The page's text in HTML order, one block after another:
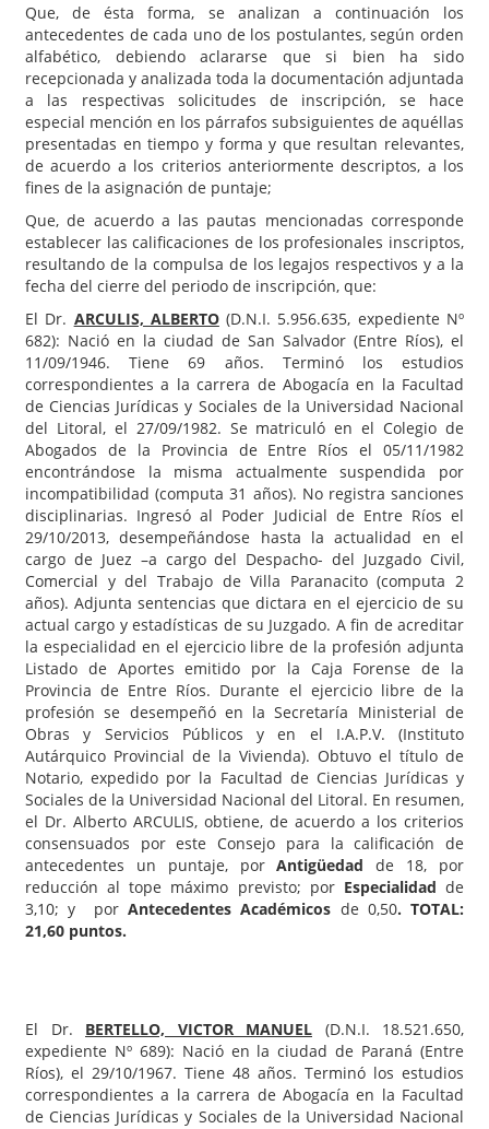
Que, de ésta forma, se analizan a continuación los
antecedentes de cada uno de los postulantes, según orden
alfabético, debiendo aclararse que si bien ha sido
recepcionada y analizada toda la documentación adjuntada
a las respectivas solicitudes de inscripción, se hace
especial mención en los párrafos subsiguientes de aquéllas
presentadas en tiempo y forma y que resultan relevantes,
de acuerdo a los criterios anteriormente descriptos, a los
fines de la asignación de puntaje;
Que, de acuerdo a las pautas mencionadas corresponde
establecer las calificaciones de los profesionales inscriptos,
resultando de la compulsa de los legajos respectivos y a la
fecha del cierre del periodo de inscripción, que:
El Dr. ARCULIS, ALBERTO(D.N.I. 5.956.635, expediente Nº
682): Nació en la ciudad de San Salvador (Entre Ríos), el
11/09/1946. Tiene 69 años. Terminó los estudios
correspondientes a la carrera de Abogacía en la Facultad
de Ciencias Jurídicas y Sociales de la Universidad Nacional
del Litoral, el 27/09/1982. Se matriculó en el Colegio de
Abogados de la Provincia de Entre Ríos el 05/11/1982
encontrándose la misma actualmente suspendida por
incompatibilidad (computa 31 años). No registra sanciones
disciplinarias. Ingresó al Poder Judicial de Entre Ríos el
29/10/2013, desempeñándose hasta la actualidad en el
cargo de Juez –a cargo del Despacho- del Juzgado Civil,
Comercial y del Trabajo de Villa Paranacito (computa 2
años). Adjunta sentencias que dictara en el ejercicio de su
actual cargo y estadísticas de su Juzgado. A fin de acreditar
la especialidad en el ejercicio libre de la profesión adjunta
Listado de Aportes emitido por la Caja Forense de la
Provincia de Entre Ríos. Durante el ejercicio libre de la
profesión se desempeñó en la Secretaría Ministerial de
Obras y Servicios Públicos y en el I.A.P.V. (Instituto
Autárquico Provincial de la Vivienda). Obtuvo el título de
Notario, expedido por la Facultad de Ciencias Jurídicas y
Sociales de la Universidad Nacional del Litoral. En resumen,
el Dr. Alberto ARCULIS, obtiene, de acuerdo a los criterios
consensuados por este Consejo para la calificación de
antecedentes un puntaje, porAntigüedadde 18, por
reducción al tope máximo previsto; por Especialidad de
3,10; y por Antecedentes Académicos de 0,50. TOTAL:
21,60 puntos.
El Dr. BERTELLO, VICTOR MANUEL (D.N.I. 18.521.650,
expediente Nº 689): Nació en la ciudad de Paraná (Entre
Ríos), el 29/10/1967. Tiene 48 años. Terminó los estudios
correspondientes a la carrera de Abogacía en la Facultad
de Ciencias Jurídicas y Sociales de la Universidad Nacional